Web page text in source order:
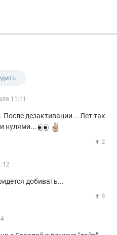
11:11
После дезактивации... Лет так
нулями...
2
добивать...
9